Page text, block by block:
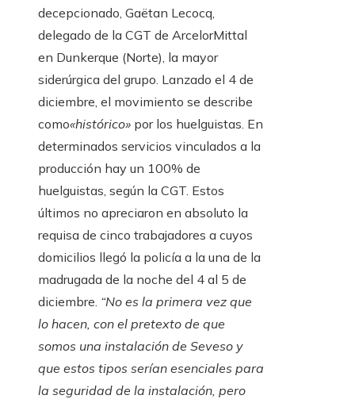
decepcionado, Gaëtan Lecocq,
delegado de la CGT de ArcelorMittal
en Dunkerque (Norte), la mayor
siderúrgica del grupo. Lanzado el 4 de
diciembre, el movimiento se describe
como«histórico» por los huelguistas. En
determinados servicios vinculados a la
producción hay un 100% de
huelguistas, según la CGT. Estos
últimos no apreciaron en absoluto la
requisa de cinco trabajadores a cuyos
domicilios llegó la policía a la una de la
madrugada de la noche del 4 al 5 de
diciembre. “No es la primera vez que
lo hacen, con el pretexto de que
somos una instalación de Seveso y
que estos tipos serían esenciales para
la seguridad de la instalación, pero